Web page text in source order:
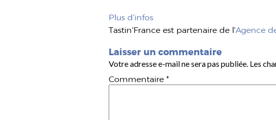
Plus d’infos
Tastin’France est partenaire de l’Agence
Laisser un commentaire
Votre adresse e-mail ne sera pas publiée. Les
Commentaire*